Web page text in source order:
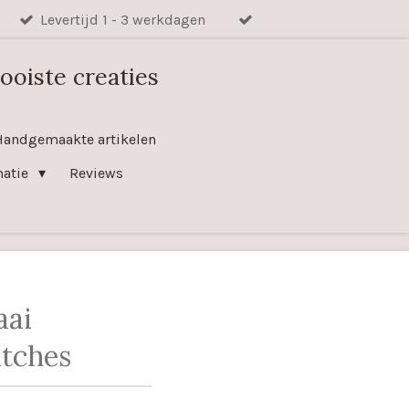
Levertijd 1 - 3 werkdagen
creaties
artikelen
Reviews